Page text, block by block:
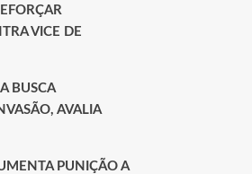
VICE DE
BUSCA
AVALIA
PUNIÇÃO A